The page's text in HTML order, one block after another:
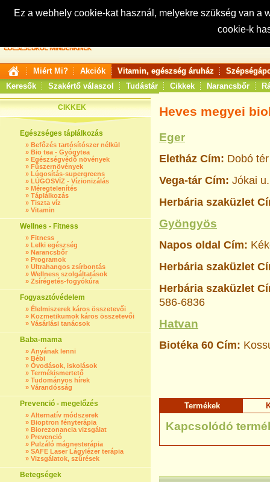
Ez a webhely cookie-kat használ, melyekre szükség van
cookie-k
Keresés:
Miért Mi? Akciók Vitamin, egészség áruház
Keresők
Szakértő válaszol Tudástár Cikkek Narancsbőr
CIKKEK
Egészséges táplálkozás
» Befőzés tartósítószer nélkül
» Bio tea - Gyógytea
» Egészségvédő növények
» Fűszernövények
» Lúgosítás-supergreens
» LÚGOSVÍZ - Vízionizálás
» Méregtelenítés
» Táplálkozás
» Tiszta víz
» Vitamin
Wellnes - Fitness
» Fitness
» Lelki egészség
» Narancsbőr
» Programok
» Ultrahangos zsírbontás
» Wellness szolgáltatások
» Zsírégetés-fogyókúra
Fogyasztóvédelem
» Élelmiszerek káros összetevői
» Kozmetikumok káros összetevői
» Vásárlási tanácsok
Baba-mama
» Anyának lenni
» Bébi
» Óvodások, iskolások
» Termékismertető
» Tudományos hírek
» Várandósság
Prevenció - megelőzés
» Alternatív módszerek
» Bioptron fényterápia
» Biorezonancia vizsgálat
» Prevenció
» Pulzáló mágnesterápia
» SAFE Laser Lágylézer terápia
» Vizsgálatok, szűrések
Betegségek
Heves megyei
Eger
Eletház Cím: Dobó
Vega-tár Cím: Jókai
Herbária szaküzlet
Gyöngyös
Napos oldal Cím:
Herbária szaküzlet
Herbária szaküzlet
586-6836
Hatvan
Biotéka 60 Cím:
Termékek
Kapcsolódó